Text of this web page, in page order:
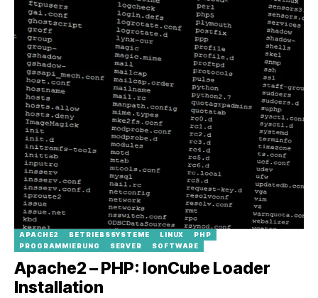
APACHE2 BETRIEBSSYSTEME LINUX
PHP
PROGRAMMIERUNG
SERVER SOFTWARE
Apache2 – PHP: IonCube Loader
Installation